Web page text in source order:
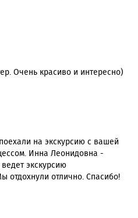
Очень красиво и интересно)
на экскурсию с вашей
Инна Леонидовна -
экскурсию
отдохнули отлично. Спасибо!